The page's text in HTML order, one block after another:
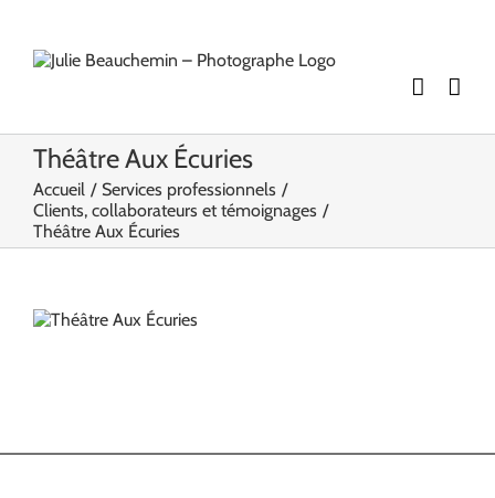
contenu
Théâtre Aux Écuries
Accueil
Services professionnels
Clients, collaborateurs et témoignages
Théâtre Aux Écuries